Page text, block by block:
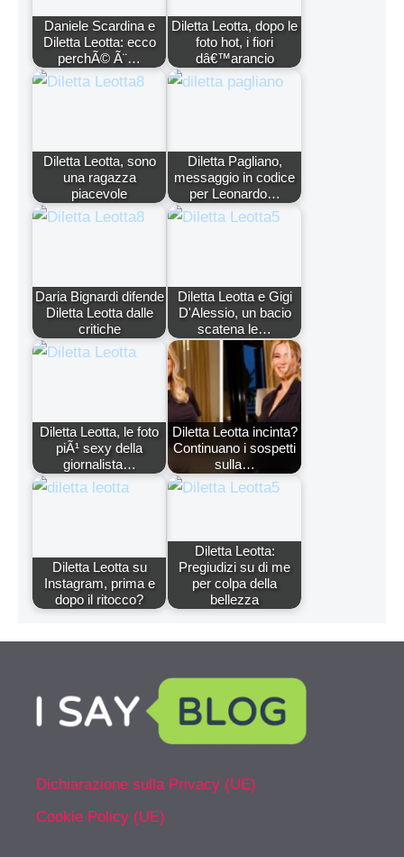
Daniele Scardina e
Diletta Leotta: ecco
perchÃ© Ã¨…
Diletta Leotta, dopo le
foto hot, i fiori
dâ€™arancio
Diletta Leotta, sono
una ragazza
piacevole
Diletta Pagliano,
messaggio in codice
per Leonardo…
Daria Bignardi difende
Diletta Leotta dalle
critiche
Diletta Leotta e Gigi
D'Alessio, un bacio
scatena le…
Diletta Leotta, le foto
piÃ¹ sexy della
giornalista…
Diletta Leotta incinta?
Continuano i sospetti
sulla…
Diletta Leotta su
Instagram, prima e
dopo il ritocco?
Diletta Leotta:
Pregiudizi su di me
per colpa della
bellezza
Dichiarazione sulla Privacy (UE)
Cookie Policy (UE)